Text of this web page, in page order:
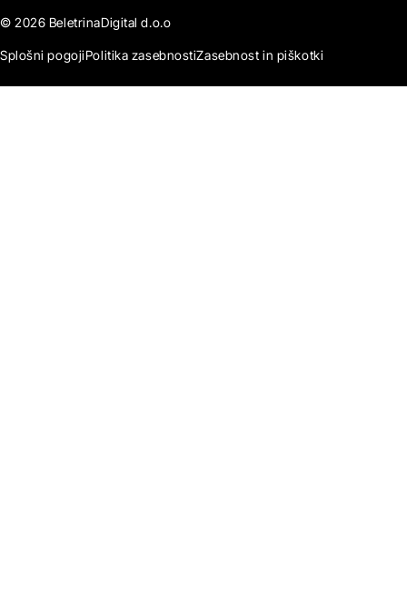
© 2026 BeletrinaDigital d.o.o
Splošni pogojiPolitika zasebnostiZasebnost in piškotki